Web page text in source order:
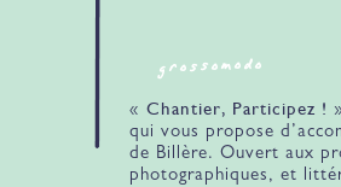
« Chantier, Participez !
qui vous propose
de Billère. Ouvert aux
photographiques, et
grossomodo